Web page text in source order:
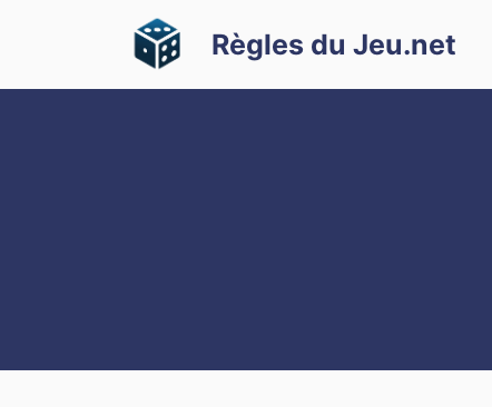
Règles du Jeu.net